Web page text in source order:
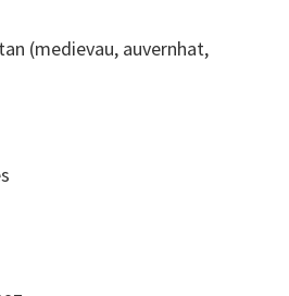
(medievau, auvernhat,